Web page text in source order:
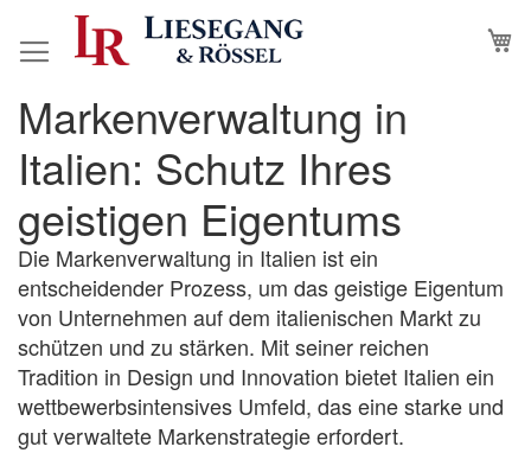
zum
Markenverwaltung in
Italien: Schutz Ihres
geistigen Eigentums
Die Markenverwaltung in Italien ist ein
entscheidender Prozess, um das geistige Eigentum
von Unternehmen auf dem italienischen Markt zu
schützen und zu stärken. Mit seiner reichen
Tradition in Design und Innovation bietet Italien ein
wettbewerbsintensives Umfeld, das eine starke und
gut verwaltete Markenstrategie erfordert.